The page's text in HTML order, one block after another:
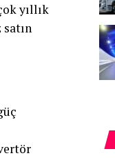
yıllık